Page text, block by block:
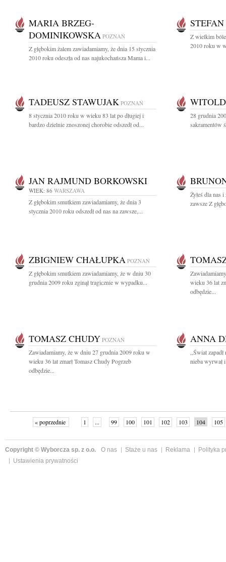
MARIA BRZEG-
DOMINIKOWSKA POZNAŃ
Z głębokim żalem zawiadamiamy, że dnia 15 stycznia
2010 roku odeszła od nas najukochańsza Mama i...
Z wielkim
2010 roku w
TADEUSZ STAWUJAK POZNAŃ
8 stycznia 2010 roku w wieku 83 lat po długiej i
bardzo dzielnie znoszonej chorobie odszedł od...
28 grudnia
sakramentów
JAN RAJMUND BORKOWSKI
WIEK: 86 WARSZAWA
Z głębokim smutkiem zawiadamiamy, że dnia 3
stycznia 2010 roku odszedł od nas na zawsze,...
Żyłeś dla nas
zawsze Z
ZBIGNIEW CHAŁUPKA POZNAŃ
Z głębokim smutkiem zawiadamiamy, że w dniu 30
grudnia 2009 roku zginął tragicznie w wypadku...
wieku 36 lat
odbędzie...
TOMASZ CHUDY POZNAŃ
Zawiadamiamy, że w dniu 27 grudnia 2009 roku w
wieku 36 lat zmarł Tomasz Chudy Pogrzeb
odbędzie...
ANNA
,,Świat
nieba wyrwał
« poprzednie 1 ... 99 100 101 102 103 104 105
Copyright © Wyborcza sp. z o.o. O nas Staże u nas Reklama
Polityka
Ustawienia prywatności